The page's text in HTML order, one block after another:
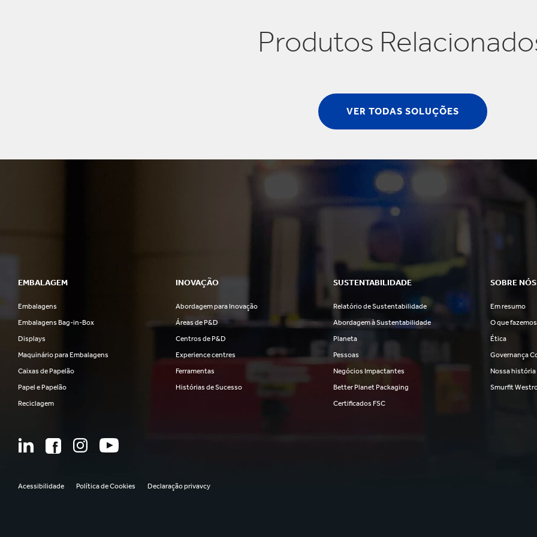
Produtos
VER TODAS SOLUÇÕES
EMBALAGEM
Embalagens
Embalagens Bag-in-Box
Displays
Maquinário para Embalagens
Caixas de Papelão
Papel e Papelão
Reciclagem
INOVAÇÃO
Abordagem para Inovação
Áreas de P&D
Centros de P&D
Experience centres
Ferramentas
Histórias de Sucesso
SUSTENTABILIDADE
Relatório de Sustentabilidade
Abordagem à Sustentabilidade
Planeta
Pessoas
Negócios Impactantes
Better Planet Packaging
Certificados FSC
SOBRE NÓS
Em resumo
O que fazemos
Ética
Governança
Nossa história
Smurfit
Acessibilidade Política de Cookies Declaração privavcy